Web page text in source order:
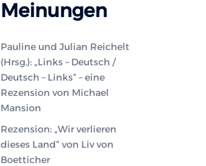
Meinungen
Pauline und Julian Reichelt
(Hrsg.): „Links – Deutsch /
Deutsch – Links“ – eine
Rezension von Michael
Mansion
Rezension: „Wir verlieren
dieses Land“ von Liv von
Boetticher